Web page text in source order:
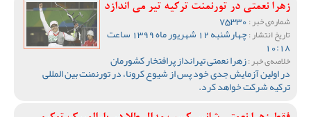
زهرا نعمتی در تورنمنت ترکیه تیر می اندازد
شماره‌ی خبر :
تاریخ انتشار : چهارشنبه 12 شهریور ماه 1399 ساعت
10:18
خلاصه‌ی خبر :زهرا نعمتی تیرانداز پرافتخار کشورمان
در اولین آزمایش جدی خود پس از شیوع کرونا، در تورنمنت بین المللی
ترکیه شرکت خواهد کرد.